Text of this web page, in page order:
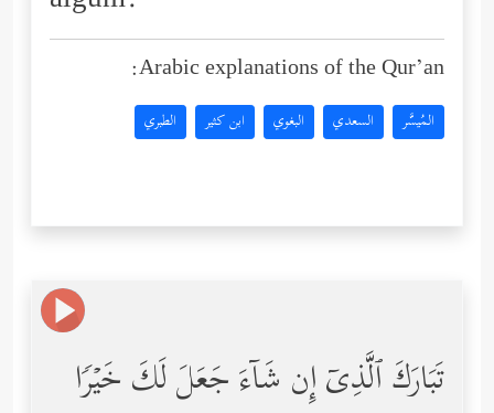
Arabic explanations of the Qur’an:
المُيسَّر السعدي البغوي ابن كثير الطبري
تَبَارَكَ ٱلَّذِیۤ إِن شَاۤءَ جَعَلَ لَكَ خَیۡرࣰا